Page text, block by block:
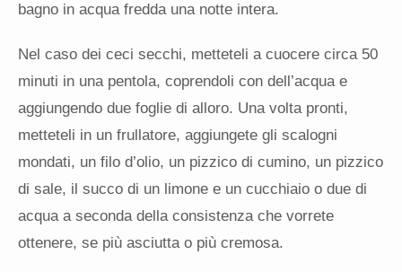
bagno in acqua fredda una notte intera.
Nel caso dei ceci secchi, metteteli a cuocere circa 50
minuti in una pentola, coprendoli con dell’acqua e
aggiungendo due foglie di alloro. Una volta pronti,
metteteli in un frullatore, aggiungete gli scalogni
mondati, un filo d’olio, un pizzico di cumino, un pizzico
di sale, il succo di un limone e un cucchiaio o due di
acqua a seconda della consistenza che vorrete
ottenere, se più asciutta o più cremosa.